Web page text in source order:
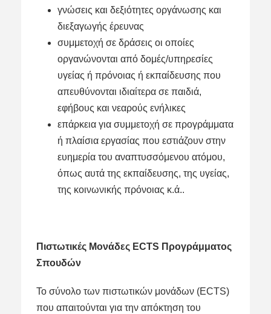
γνώσεις και δεξιότητες οργάνωσης και
διεξαγωγής έρευνας
συμμετοχή σε δράσεις οι οποίες
οργανώνονται από δομές/υπηρεσίες
υγείας ή πρόνοιας ή εκπαίδευσης που
απευθύνονται ιδιαίτερα σε παιδιά,
εφήβους και νεαρούς ενήλικες
επάρκεια για συμμετοχή σε προγράμματα
ή πλαίσια εργασίας που εστιάζουν στην
ευημερία του αναπτυσσόμενου ατόμου,
όπως αυτά της εκπαίδευσης, της υγείας,
της κοινωνικής πρόνοιας κ.ά..
Πιστωτικές Μονάδες ECTS Προγράμματος
Σπουδών
Το σύνολο των πιστωτικών μονάδων (ECTS)
που απαιτούνται για την απόκτηση του